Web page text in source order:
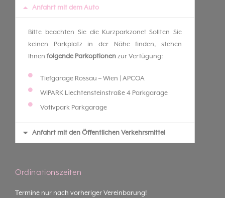
Anfahrt mit dem Auto
Bitte beachten Sie die Kurzparkzone! Sollten Sie
keinen Parkplatz in der Nähe finden, stehen
Ihnen folgende Parkoptionen zur Verfügung:
Tiefgarage Rossau – Wien | APCOA
WIPARK Liechtensteinstraße 4 Parkgarage
Votivpark Parkgarage
Anfahrt mit den Öffentlichen Verkehrsmittel
Ordinationszeiten
Termine nur nach vorheriger Vereinbarung!